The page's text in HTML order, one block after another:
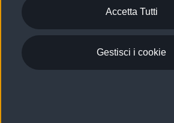
acquisto.
Accetta Tutti
Gestisci i cookie